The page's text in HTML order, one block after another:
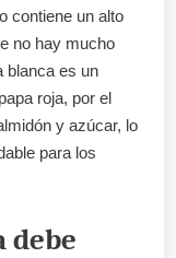
contiene un alto
no hay mucho
blanca es un
roja, por el
y azúcar, lo
para los
debe